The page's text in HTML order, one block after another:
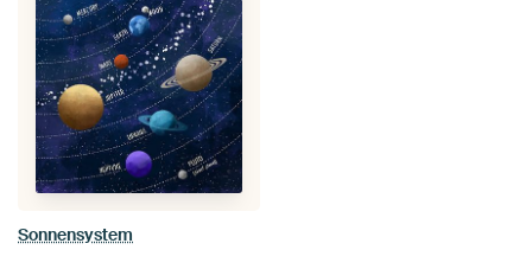
Sonnensystem